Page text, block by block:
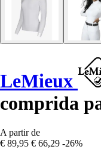
LeMieux
comprida
A partir de
€ 89,95 € 66,29 -26%